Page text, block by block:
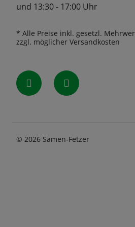
und 13:30 - 17:00 Uhr
* Alle Preise inkl. gesetzl.
zzgl. möglicher Versandkosten
© 2026 Samen-Fetzer